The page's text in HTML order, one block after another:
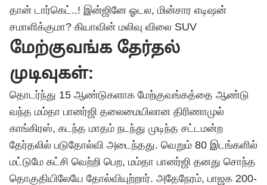
தான் டார்கெட்..! இன்ஜினே ஓடல, மின்சார எடிஷன்
சமாளிக்குமா? கியாவின் மலிவு விலை SUV
மேற்குவங்க தேர்தல்
முடிவுகள்:
தொடர்ந்து 15 ஆண்டுகளாக மேற்குவங்கத்தை ஆண்டு
வந்த மம்தா பானர்ஜி தலைமையிலான திரிணாமுல்
காங்கிரஸ், கடந்த மாதம் நடந்து முடிந்த சட்டமன்ற
தேர்தலில் படுதோல்வி அடைந்தது. வெறும் 80 இடங்களில்
மட்டுமே கட்சி வெற்றி பெற, மம்தா பானர்ஜி தனது சொந்த
தொகுதியிலேயே தோல்வியுற்றார். அதேநேரம், பாஜக 200-